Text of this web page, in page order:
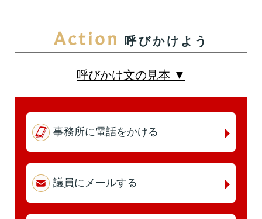
第5回 詳細はこちら
代理出席（秘書）
第4回 詳細はこちら
本人出席 代理出席（秘書）
第3回 詳細はこちら
Action 呼びかけよう
呼びかけ文の見本 ▼
事務所に電話をかける
議員にメールする